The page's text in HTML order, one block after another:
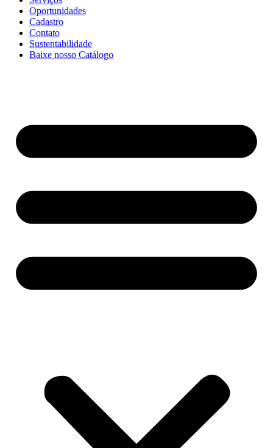
Oportunidades
Cadastro
Contato
Sustentabilidade
Baixe nosso Catálogo